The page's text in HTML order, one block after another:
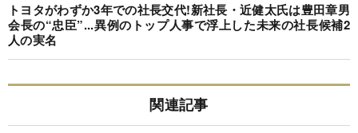
トヨタがわずか3年での社長交代!新社長・近健太氏は豊田章男
会長の“忠臣”...異例のトップ人事で浮上した未来の社長候補2
人の実名
関連記事